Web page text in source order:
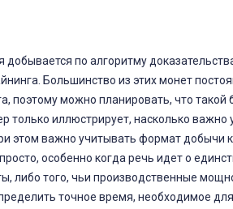
по алгоритму
Большинство из этих монет
поэтому можно планировать, что такой
иллюстрирует, насколько важно
этом важно учитывать формат добычи
особенно когда речь идет о
либо того, чьи производственные
точное время, необходимое